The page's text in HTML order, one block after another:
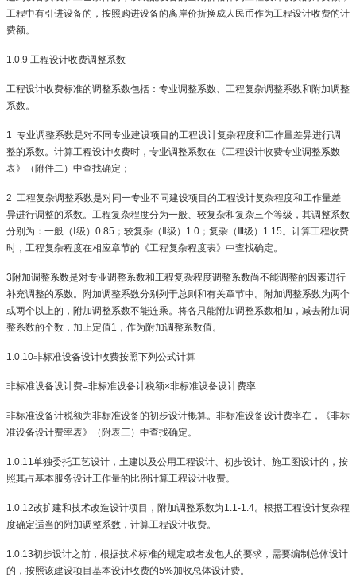
工程中有引进设备的，按照购进设备的离岸价折换成人民币作为工程设计收费的计
费额。
1.0.9 工程设计收费调整系数
工程设计收费标准的调整系数包括：专业调整系数、工程复杂调整系数和附加调整
系数。
1 专业调整系数是对不同专业建设项目的工程设计复杂程度和工作量差异进行调
整的系数。计算工程设计收费时，专业调整系数在《工程设计收费专业调整系数
表》（附件二）中查找确定；
2 工程复杂调整系数是对同一专业不同建设项目的工程设计复杂程度和工作量差
异进行调整的系数。工程复杂程度分为一般、较复杂和复杂三个等级，其调整系数
分别为：一般（ 级） 0.85 ；较复杂（ 级） 1.0 ；复杂（ 级） 1.15。计算工程收费
时，工程复杂程度在相应章节的《工程复杂程度表》中查找确定。
3附加调整系数是对专业调整系数和工程复杂程度调整系数尚不能调整的因素进行
补充调整的系数。附加调整系数分别列于总则和有关章节中。附加调整系数为两个
或两个以上的，附加调整系数不能连乘。将各只能附加调整系数相加，减去附加调
整系数的个数，加上定值1 ，作为附加调整系数值。
1.0.10非标准设备设计收费按照下列公式计算
非标准设备设计费=非标准设备计税额×非标准设备设计费率
非标准设备计税额为非标准设备的初步设计概算。非标准设备设计费率在，《非标
准设备设计费率表》（附表三）中查找确定。
1.0.11单独委托工艺设计，土建以及公用工程设计、初步设计、施工图设计的，按
照其占基本服务设计工作量的比例计算工程设计收费。
1.0.12改扩建和技术改造设计项目，附加调整系数为1.1-1.4。根据工程设计复杂程
度确定适当的附加调整系数，计算工程设计收费。
1.0.13初步设计之前，根据技术标准的规定或者发包人的要求，需要编制总体设计
的，按照该建设项目基本设计收费的5%加收总体设计费。